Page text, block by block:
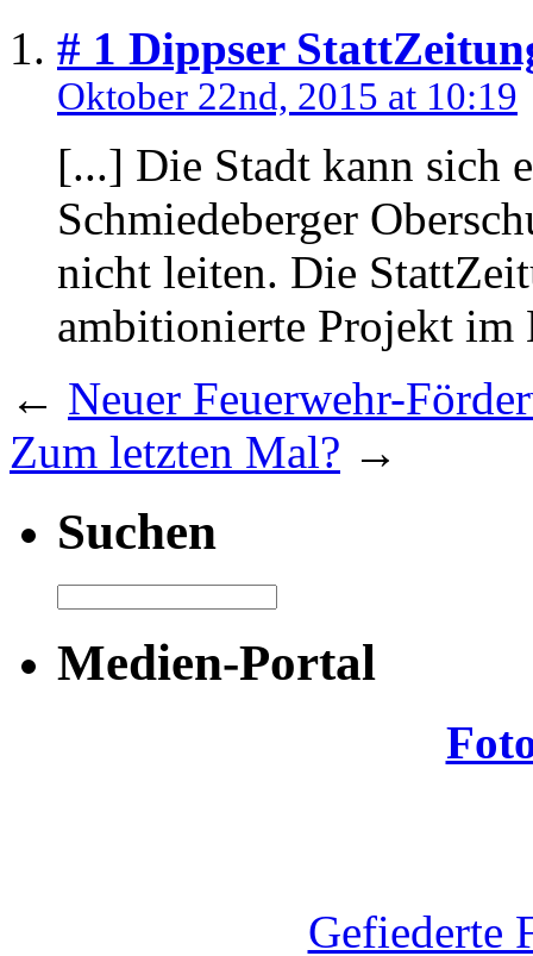
# 1 Dippser
Oktober 22nd, 2015 at 10:19
[...] Die Stadt kann sich
Schmiedeberger
nicht leiten. Die
ambitionierte Projekt im
← Neuer Feuerwehr-
Zum letzten Mal? →
Suchen
Medien-Portal
Gefiederte